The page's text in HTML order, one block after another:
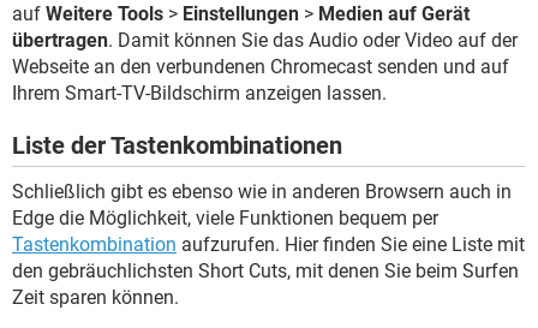
auf Weitere Tools > Einstellungen > Medien auf Gerät
übertragen. Damit können Sie das Audio oder Video auf der
Webseite an den verbundenen Chromecast senden und auf
Ihrem Smart-TV-Bildschirm anzeigen lassen.
Liste der Tastenkombinationen
Schließlich gibt es ebenso wie in anderen Browsern auch in
Edge die Möglichkeit, viele Funktionen bequem per
Tastenkombination aufzurufen. Hier finden Sie eine Liste mit
den gebräuchlichsten Short Cuts, mit denen Sie beim Surfen
Zeit sparen können.